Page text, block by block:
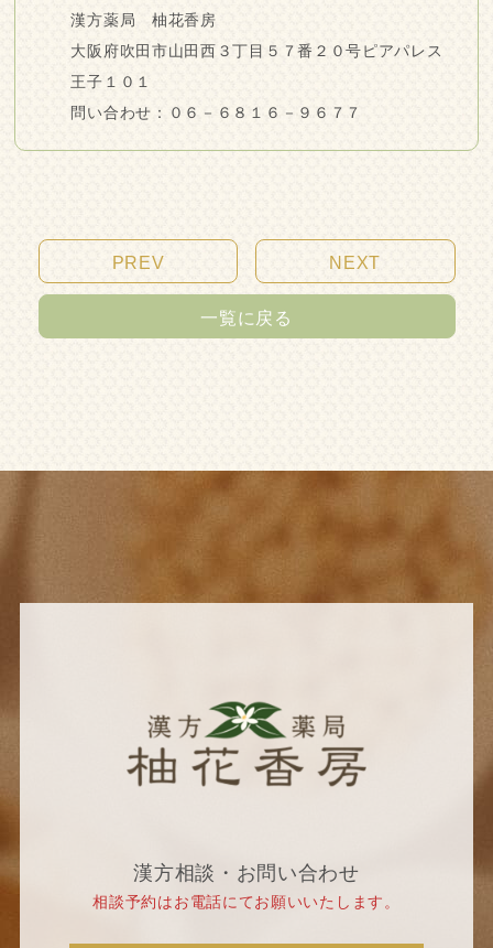
漢方薬局 柚花香房
大阪府吹田市山田西３丁目５７番２０号ピアパレス
王子１０１
問い合わせ：０６－６８１６－９６７７
PREV NEXT
一覧に戻る
漢方相談・お問い合わせ
相談予約はお電話にてお願いいたします。